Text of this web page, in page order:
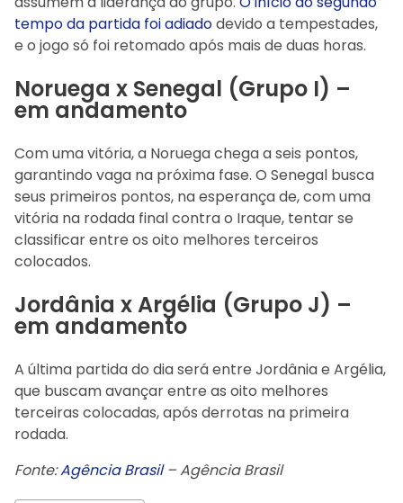
tempo da partida foi adiadodevido a tempestades,
e o jogo só foi retomado após mais de duas horas.
Noruega x Senegal (Grupo I) –
em andamento
Com uma vitória, a Noruega chega a seis pontos,
garantindo vaga na próxima fase. O Senegal busca
seus primeiros pontos, na esperança de, com uma
vitória na rodada final contra o Iraque, tentar se
classificar entre os oito melhores terceiros
colocados.
Jordânia x Argélia (Grupo J) –
em andamento
A última partida do dia será entre Jordânia e Argélia,
que buscam avançar entre as oito melhores
terceiras colocadas, após derrotas na primeira
rodada.
Fonte:Agência Brasil– Agência Brasil